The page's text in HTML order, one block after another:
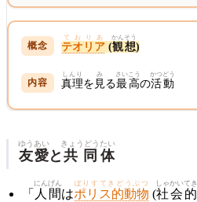
テオリア
ておりあ
(観想
かんそう
)
真理
しんり
を 見
み
る最高
さいこう
の活動
かつどう
友愛
ゆうあい
と 共同
きょうどう
体
たい
「 人間
にんげん
はポリス的動物
ぽりすてきどうぶつ
(社会
しゃかい
的
てき